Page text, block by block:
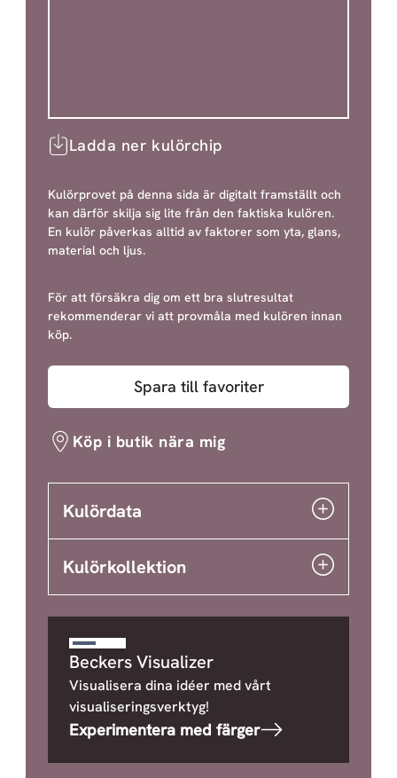
Ladda ner kulörchip
Kulörprovet på denna sida är digitalt framställt och
kan därför skilja sig lite från den faktiska kulören.
En kulör påverkas alltid av faktorer som yta, glans,
material och ljus.
För att försäkra dig om ett bra slutresultat
rekommenderar vi att provmåla med kulören innan
köp.
Spara till favoriter
Köp i butik nära mig
Kulördata
Kulörkollektion
Beckers Visualizer
Visualisera dina idéer med vårt
visualiseringsverktyg!
Experimentera med färger